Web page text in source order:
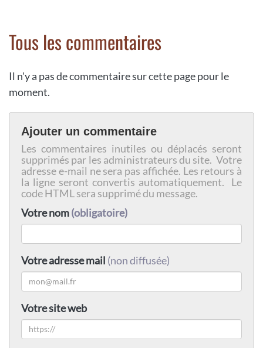
Tous les commentaires
Il n'y a pas de commentaire sur cette page pour le
moment.
Ajouter un commentaire
Les commentaires inutiles ou déplacés seront
supprimés par les administrateurs du site. Votre
adresse e-mail ne sera pas affichée. Les retours à
la ligne seront convertis automatiquement. Le
code HTML sera supprimé du message.
Votre nom(obligatoire)
Votre adresse mail (non diffusée)
Votre site web